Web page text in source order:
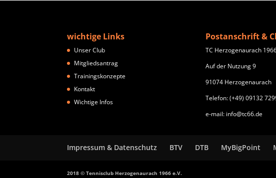
wichtige Links
Unser Club
Mitgliedsantrag
Trainingskonzepte
Kontakt
Wichtige Infos
Postanschrift &
TC Herzogenaurach
Auf der Nutzung 9
91074 Herzogenaurach
Telefon: (+49) 09132
e-mail: info@tc66.de
Impressum & Datenschutz BTV DTB MyBigPoint
2018 © Tennisclub Herzogenaurach 1966 e.V.